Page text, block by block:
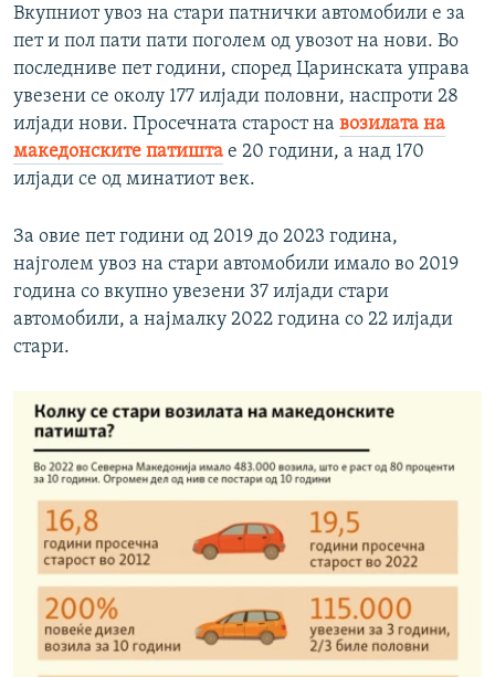
Вкупниот увоз на стари патнички автомобили е за
пет и пол пати пати поголем од увозот на нови. Во
последниве пет години, според Царинската управа
увезени се околу 177 илјади половни, наспроти 28
илјади нови. Просечната старост на возилата на
македонските патишта е 20 години, а над 170
илјади се од минатиот век.
За овие пет години од 2019 до 2023 година,
најголем увоз на стари автомобили имало во 2019
година со вкупно увезени 37 илјади стари
автомобили, а најмалку 2022 година со 22 илјади
стари.